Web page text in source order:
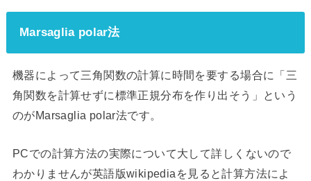
Marsaglia polar法
機器によって三角関数の計算に時間を要する場合に「三
角関数を計算せずに標準正規分布を作り出そう」という
のがMarsaglia polar法です。
PCでの計算方法の実際について大して詳しくないので
わかりませんが英語版wikipediaを見ると計算方法によ